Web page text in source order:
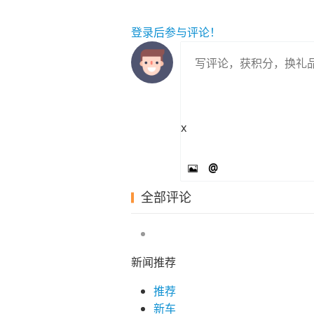
登录后参与评论！
x
@
全部评论
新闻推荐
推荐
新车